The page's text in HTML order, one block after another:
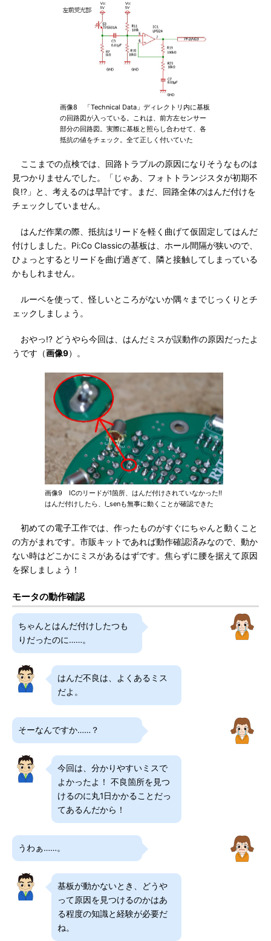
画像8 「Technical Data」ディレクトリ内に基板
の回路図が入っている。これは、前方左センサー
部分の回路図。実際に基板と照らし合わせて、各
抵抗の値をチェック。全て正しく付いていた
ここまでの点検では、回路トラブルの原因になりそうなものは
見つかりませんでした。「じゃあ、フォトトランジスタが初期不
良!?」と、考えるのは早計です。まだ、回路全体のはんだ付けを
チェックしていません。
はんだ作業の際、抵抗はリードを軽く曲げて仮固定してはんだ
付けしました。Pi:Co Classicの基板は、ホール間隔が狭いので、
ひょっとするとリードを曲げ過ぎて、隣と接触してしまっている
かもしれません。
ルーペを使って、怪しいところがないか隅々までじっくりとチ
ェックしましょう。
おやっ!? どうやら今回は、はんだミスが誤動作の原因だったよ
うです（画像9）。
画像9 ICのリードが1箇所、はんだ付けされていなかった!!
はんだ付けしたら、l_senも無事に動くことが確認できた
初めての電子工作では、作ったものがすぐにちゃんと動くこと
の方がまれです。市販キットであれば動作確認済みなので、動か
ない時はどこかにミスがあるはずです。焦らずに腰を据えて原因
を探しましょう！
モータの動作確認
ちゃんとはんだ付けしたつも
りだったのに……。
はんだ不良は、よくあるミス
だよ。
そーなんですか……？
今回は、分かりやすいミスで
よかったよ！ 不良箇所を見つ
けるのに丸1日かかることだっ
てあるんだから！
うわぁ……。
基板が動かないとき、どうや
って原因を見つけるのかはあ
る程度の知識と経験が必要だ
ね。